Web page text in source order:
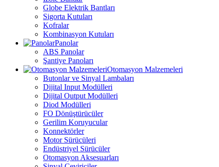
Globe Elektrik Bantları
Sigorta Kutuları
Kofralar
Kombinasyon Kutuları
Panolar
ABS Panolar
Şantiye Panoları
Otomasyon Malzemeleri
Butonlar ve Sinyal Lambaları
Dijital Input Modülleri
Dijital Output Modülleri
Diod Modülleri
FO Dönüştürücüler
Gerilim Koruyucular
Konnektörler
Motor Sürücüleri
Endüstriyel Sürücüler
Otomasyon Aksesuarları